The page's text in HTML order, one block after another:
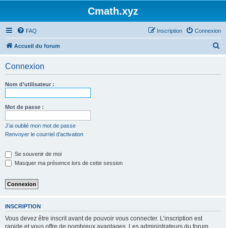
Cmath.xyz
FAQ Connexion
Inscription
Accueil du forum
Connexion
Nom d’utilisateur :
Mot de passe :
J’ai oublié mon mot de passe
Renvoyer le courriel d’activation
Se souvenir de moi
Masquer ma présence lors de cette session
INSCRIPTION
Vous devez être inscrit avant de pouvoir vous connecter. L’inscription est
rapide et vous offre de nombreux avantages. Les administrateurs du forum